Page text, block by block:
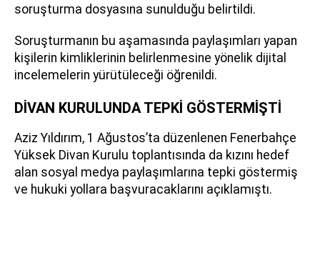
soruşturma dosyasına sunulduğu belirtildi.
Soruşturmanın bu aşamasında paylaşımları yapan
kişilerin kimliklerinin belirlenmesine yönelik dijital
incelemelerin yürütüleceği öğrenildi.
DİVAN KURULUNDA TEPKİ GÖSTERMİŞTİ
Aziz Yıldırım, 1 Ağustos’ta düzenlenen Fenerbahçe
Yüksek Divan Kurulu toplantısında da kızını hedef
alan sosyal medya paylaşımlarına tepki göstermiş
ve hukuki yollara başvuracaklarını açıklamıştı.